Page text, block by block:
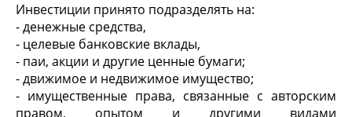
Инвестиции принято подразделять на:
- денежные средства,
- целевые банковские вклады,
- паи, акции и другие ценные бумаги;
- движимое и недвижимое имущество;
- имущественные права, связанные с авторским
правом, опытом и другими видами